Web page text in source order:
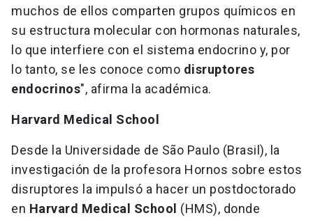
muchos de ellos comparten grupos químicos en
su estructura molecular con hormonas naturales,
lo que interfiere con el sistema endocrino y, por
lo tanto, se les conoce como disruptores
endocrinos", afirma la académica.
Harvard Medical School
Desde la Universidade de São Paulo (Brasil), la
investigación de la profesora Hornos sobre estos
disruptores la impulsó a hacer un postdoctorado
en Harvard Medical School (HMS), donde